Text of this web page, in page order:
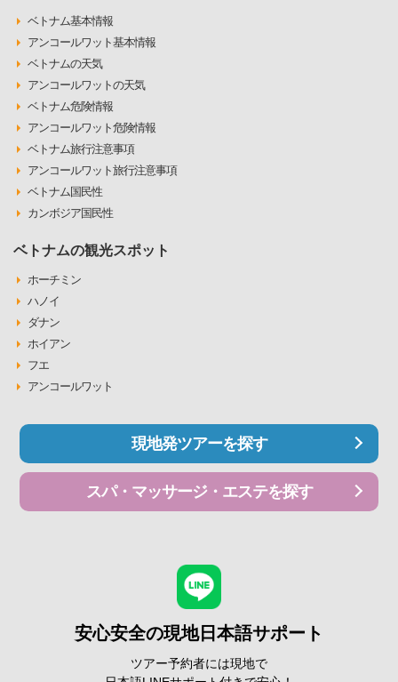
ベトナム基本情報
アンコールワット基本情報
ベトナムの天気
アンコールワットの天気
ベトナム危険情報
アンコールワット危険情報
ベトナム旅行注意事項
アンコールワット旅行注意事項
ベトナム国民性
カンボジア国民性
ベトナムの観光スポット
ホーチミン
ハノイ
ダナン
ホイアン
フエ
アンコールワット
現地発ツアーを探す
スパ・マッサージ・エステを探す
安心安全の現地日本語サポート
ツアー予約者には現地で